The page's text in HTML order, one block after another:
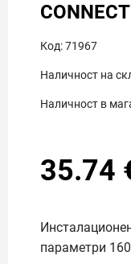
Код:71967
Наличност на
Наличност в
35.74
параметри